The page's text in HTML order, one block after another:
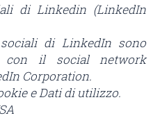
di Linkedin (LinkedIn
di LinkedIn sono
con il social network
Corporation.
e Dati di utilizzo.